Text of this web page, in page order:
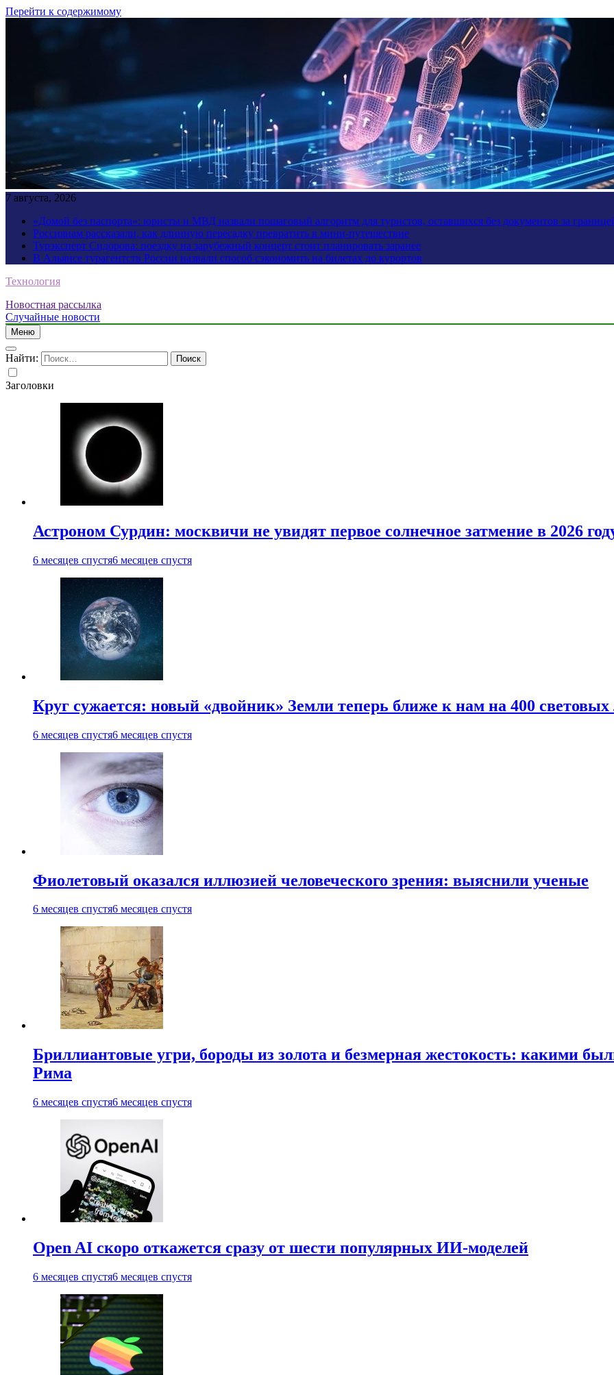
Перейти к содержимому
7 августа, 2026
«Домой без паспорта»: юристы и МВД назвали пошаговый алгоритм для туристов, оставшихся без документов за
Россиянам рассказали, как длинную пересадку превратить в мини-путешествие
Турэксперт Сидорова: поездку на зарубежный концерт стоит планировать заранее
В Альянсе турагентств России назвали способ сэкономить на билетах до курортов
Технология
Новостная рассылка
Случайные новости
Меню
Найти:
Заголовки
Астроном Сурдин: москвичи не увидят первое солнечное затмение в 2026
6 месяцев спустя6 месяцев спустя
Круг сужается: новый «двойник» Земли теперь ближе к нам на 400 световых
6 месяцев спустя6 месяцев спустя
Фиолетовый оказался иллюзией человеческого зрения: выяснили ученые
6 месяцев спустя6 месяцев спустя
Бриллиантовые угри, бороды из золота и безмерная жестокость: какими
Рима
6 месяцев спустя6 месяцев спустя
Open AI скоро откажется сразу от шести популярных ИИ-моделей
6 месяцев спустя6 месяцев спустя